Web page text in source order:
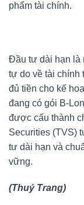
phẩm tài chính.
Đầu tư dài hạn là
tự do về tài chính
đủ tiền cho kế
đang có gói B-
được cấu thành
Securities (TVS)
tư dài hạn và
vững.
(Thuý Trang)